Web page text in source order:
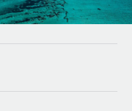
für dein Team
Großunternehmen
HR-Funktionen in deine